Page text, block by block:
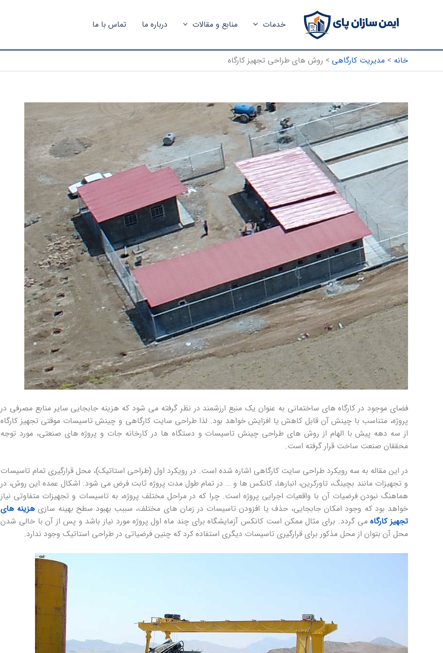
خدمات منابع و مقالات درباره ما تماس با ما
خانه مدیریت کارگاهی روش های طراحی تجهیز کارگاه
فضای موجود در کارگاه های ساختمانی به عنوان یک منبع ارزشمند در نظر گرفته می شود که هزینه جابجایی سایر منابع مصرفی در
پروژه، متناسب با چینش آن قابل کاهش یا افزایش خواهد بود. لذا طراحی سایت کارگاهی و چینش تاسیسات موقتی تجهیز کارگاه
از سه دهه پیش با الهام از روش های طراحی چینش تاسیسات و دستگاه ها در کارخانه جات و پروژه های صنعتی، مورد توجه
محققان صنعت ساخت قرار گرفته است.
در این مقاله به سه رویکرد طراحی سایت کارگاهی اشاره شده است. در رویکرد اول (طراحی استاتیک)، محل قرارگیری تمام تاسیسات
و تجهیزات مانند بچینگ، تاورکرین، انبارها، کانکس ها و … در تمام طول مدت پروژه ثابت فرض می شود. اشکال عمده این روش، در
هماهنگ نبودن فرضیات آن با واقعیات اجرایی پروژه است. چرا که در مراحل مختلف پروژه، به تاسیسات و تجهیزات متفاوتی نیاز
خواهد بود که وجود امکان جابجایی، حذف یا افزودن تاسیسات در زمان های مختلف، سببب بهبود سطح بهینه سازی هزینه های
تجهیز کارگاهمی گردد. برای مثال ممکن است کانکس آزمایشگاه برای چند ماه اول پروژه مورد نیاز باشد و پس از آن با خالی شدن
محل آن بتوان از محل مذکور برای قرارگیری تاسیسات دیگری استفاده کرد که چنین فرضیاتی در طراحی استاتیک وجود ندارد.